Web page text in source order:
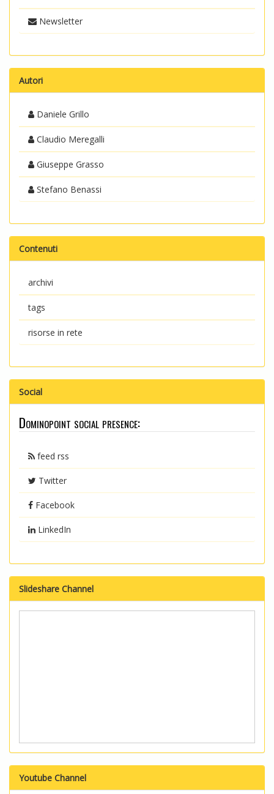
Newsletter
Autori
Daniele Grillo
Claudio Meregalli
Giuseppe Grasso
Stefano Benassi
Contenuti
archivi
tags
risorse in rete
Social
Dominopoint social presence:
feed rss
Twitter
Facebook
LinkedIn
Slideshare Channel
Youtube Channel